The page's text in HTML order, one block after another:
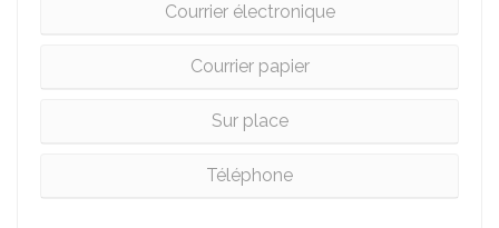
Courrier électronique
Courrier papier
Sur place
Téléphone